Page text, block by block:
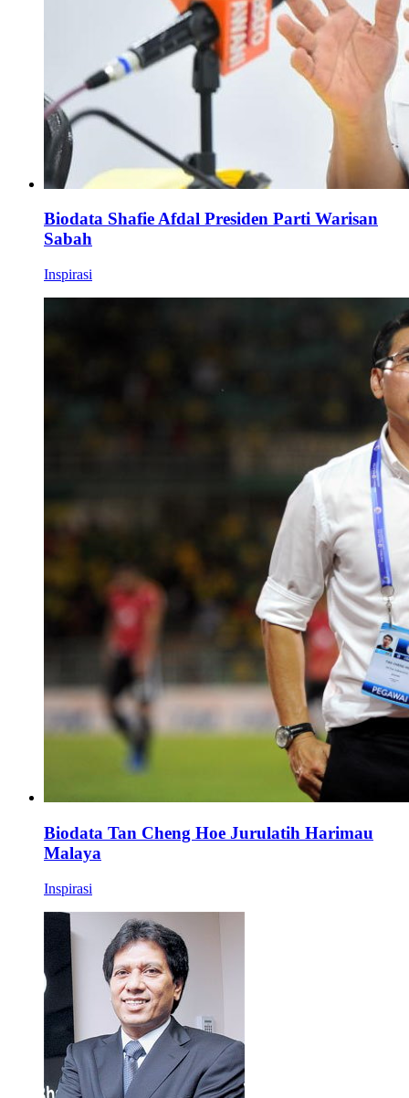
Biodata Shafie Afdal Presiden Parti Warisan
Sabah
Inspirasi
Biodata Tan Cheng Hoe Jurulatih Harimau
Malaya
Inspirasi